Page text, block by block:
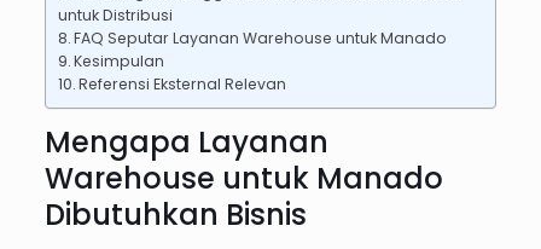
untuk Distribusi
FAQ Seputar Layanan Warehouse untuk Manado
Kesimpulan
Referensi Eksternal Relevan
Mengapa Layanan
Warehouse untuk Manado
Dibutuhkan Bisnis